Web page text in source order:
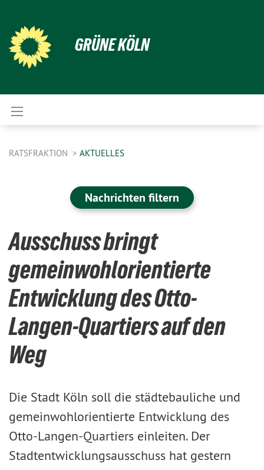
GRÜNE KÖLN
RATSFRAKTION AKTUELLES
Nachrichten filtern
Ausschuss bringt
gemeinwohlorientierte
Entwicklung des Otto-
Langen-Quartiers auf den
Weg
Die Stadt Köln soll die städtebauliche und
gemeinwohlorientierte Entwicklung des
Otto-Langen-Quartiers einleiten. Der
Stadtentwicklungsausschuss hat gestern